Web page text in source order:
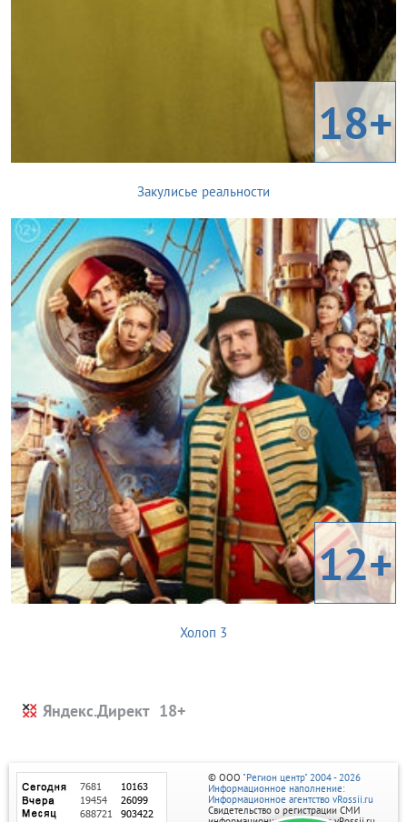
18+
Закулисье реальности
12+
Холоп 3
Яндекс.Директ
© ООО "Регион центр" 2004 - 2026
Информационное наполнение:
Информационное агентство vRossii.ru
Свидетельство о регистрации СМИ